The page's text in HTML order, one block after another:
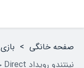
صفحه خانگی > بازی